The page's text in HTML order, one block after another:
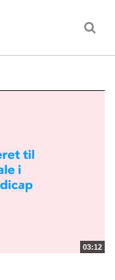
03:12